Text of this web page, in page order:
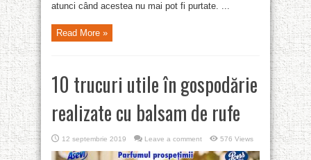
atunci când acestea nu mai pot fi purtate. ...
Read More »
10 trucuri utile în gospodărie
realizate cu balsam de rufe
12 septembrie 2019 Leave a comment 576 Views